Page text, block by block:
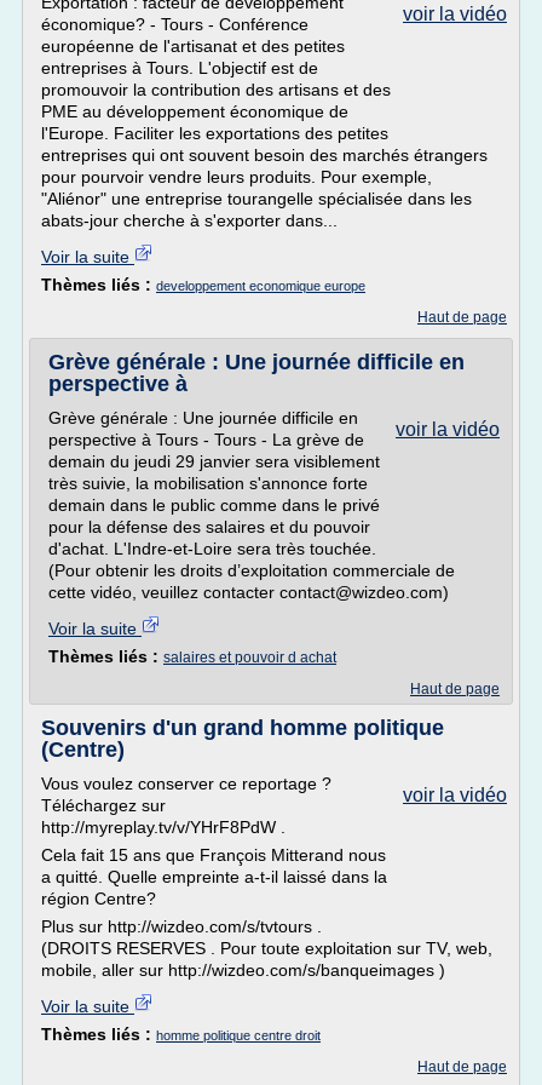
voir la vidéo
économique? - Tours - Conférence
européenne de l'artisanat et des petites
entreprises à Tours. L'objectif est de
promouvoir la contribution des artisans et des
PME au développement économique de
l'Europe. Faciliter les exportations des petites
entreprises qui ont souvent besoin des marchés étrangers
pour pourvoir vendre leurs produits. Pour exemple,
"Aliénor" une entreprise tourangelle spécialisée dans les
abats-jour cherche à s'exporter dans...
Voir la suite
Thèmes liés : developpement economique europe
Haut de page
Grève générale : Une journée difficile en
perspective à
voir la vidéo
Grève générale : Une journée difficile en
perspective à Tours - Tours - La grève de
demain du jeudi 29 janvier sera visiblement
très suivie, la mobilisation s'annonce forte
demain dans le public comme dans le privé
pour la défense des salaires et du pouvoir
d'achat. L'Indre-et-Loire sera très touchée.
(Pour obtenir les droits d’exploitation commerciale de
cette vidéo, veuillez contacter contact@wizdeo.com)
Voir la suite
Thèmes liés : salaires et pouvoir d achat
Haut de page
Souvenirs d'un grand homme politique
(Centre)
voir la vidéo
Vous voulez conserver ce reportage ?
Téléchargez sur
http://myreplay.tv/v/YHrF8PdW .
Cela fait 15 ans que François Mitterand nous
a quitté. Quelle empreinte a-t-il laissé dans la
région Centre?
Plus sur http://wizdeo.com/s/tvtours .
(DROITS RESERVES . Pour toute exploitation sur TV, web,
mobile, aller sur http://wizdeo.com/s/banqueimages )
Voir la suite
Thèmes liés : homme politique centre droit
Haut de page